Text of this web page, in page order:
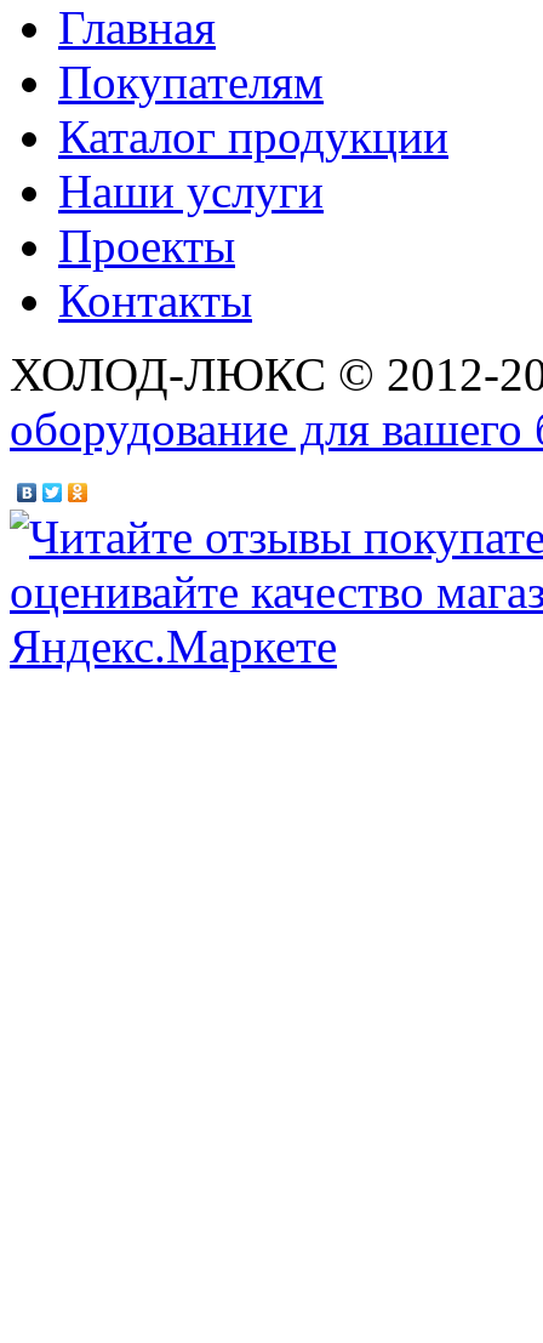
Главная
Покупателям
Каталог продукции
Наши услуги
Проекты
Контакты
ХОЛОД-ЛЮКС © 2012-
оборудование для вашего